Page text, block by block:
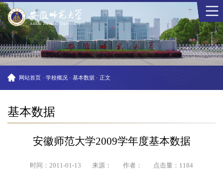
网站首页 · 学校概况 · 基本数据 · 正文
基本数据
安徽师范大学2009学年度基本数据
时间：2011-01-13 来源： 作者： 点击量： 1184